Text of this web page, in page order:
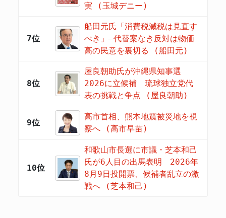
実 (玉城デニー)
7位
船田元氏「消費税減税は見直す
べき」―代替案なき反対は物価
高の民意を裏切る (船田元)
8位
屋良朝助氏が沖縄県知事選
2026に立候補 琉球独立党代
表の挑戦と争点 (屋良朝助)
9位
高市首相、熊本地震被災地を視
察へ (高市早苗)
10位
和歌山市長選に市議・芝本和己
氏が6人目の出馬表明 2026年
8月9日投開票、候補者乱立の激
戦へ (芝本和己)